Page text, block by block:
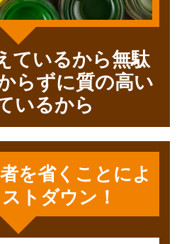
ているから無駄
らずに質の高い
いるから
を省くことによ
トダウン！